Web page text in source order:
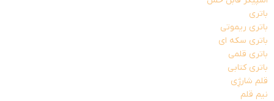
باتری
باتری ریموتی
باتری سکه ای
باتری قلمی
باتری کتابی
قلم شارژِی
نیم قلم